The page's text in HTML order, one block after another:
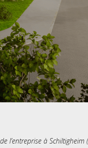
l’entreprise à